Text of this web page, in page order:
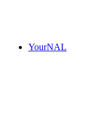
YourNAL